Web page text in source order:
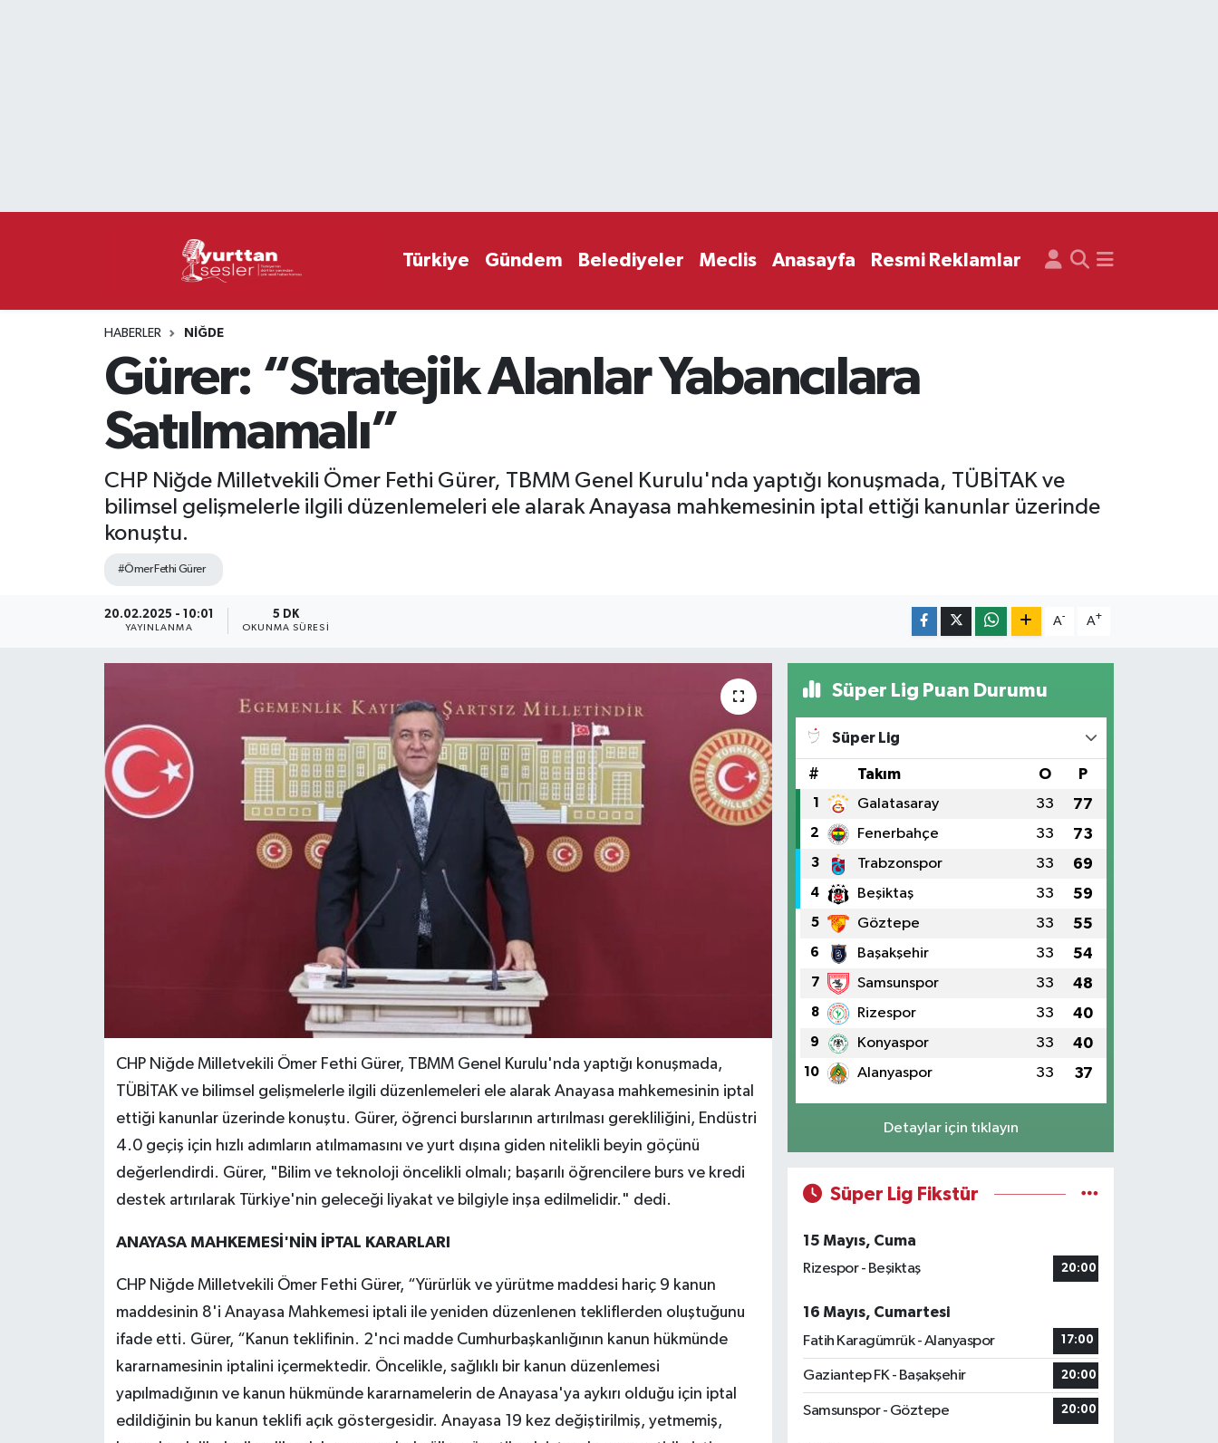
Türkiye Gündem Belediyeler Meclis Anasayfa Resmi Reklamlar
HABERLER NIĞDE
Gürer: “Stratejik Alanlar Yabancılara
Satılmamalı”
CHP Niğde Milletvekili Ömer Fethi Gürer, TBMM Genel Kurulu'nda yaptığı konuşmada, TÜBİTAK ve
bilimsel gelişmelerle ilgili düzenlemeleri ele alarak Anayasa mahkemesinin iptal ettiği kanunlar üzerinde
konuştu.
#Ömer Fethi Gürer
20.02.2025 - 10:01
YAYINLANMA
5 DK
OKUNMA SÜRESI
A- A+
CHP Niğde Milletvekili Ömer Fethi Gürer, TBMM Genel Kurulu'nda yaptığı konuşmada,
TÜBİTAK ve bilimsel gelişmelerle ilgili düzenlemeleri ele alarak Anayasa mahkemesinin iptal
ettiği kanunlar üzerinde konuştu. Gürer, öğrenci burslarının artırılması gerekliliğini, Endüstri
4.0 geçiş için hızlı adımların atılmamasını ve yurt dışına giden nitelikli beyin göçünü
değerlendirdi. Gürer, "Bilim ve teknoloji öncelikli olmalı; başarılı öğrencilere burs ve kredi
destek artırılarak Türkiye'nin geleceği liyakat ve bilgiyle inşa edilmelidir." dedi.
ANAYASA MAHKEMESİ'NİN İPTAL KARARLARI
CHP Niğde Milletvekili Ömer Fethi Gürer, “Yürürlük ve yürütme maddesi hariç 9 kanun
maddesinin 8'i Anayasa Mahkemesi iptali ile yeniden düzenlenen tekliflerden oluştuğunu
ifade etti. Gürer, “Kanun teklifinin. 2'nci madde Cumhurbaşkanlığının kanun hükmünde
kararnamesinin iptalini içermektedir. Öncelikle, sağlıklı bir kanun düzenlemesi
yapılmadığının ve kanun hükmünde kararnamelerin de Anayasa'ya aykırı olduğu için iptal
edildiğinin bu kanun teklifi açık göstergesidir. Anayasa 19 kez değiştirilmiş, yetmemiş,
Süper Lig Puan Durumu
Süper Lig
# Takım O P
1 Galatasaray 33 77
2 Fenerbahçe 33 73
3 Trabzonspor 33 69
4 Beşiktaş 33 59
5 Göztepe 33 55
6 Başakşehir 33 54
7 Samsunspor 33 48
8 Rizespor 33 40
9 Konyaspor 33 40
10 Alanyaspor 33 37
Detaylar için tıklayın
Süper Lig Fikstür
15 Mayıs, Cuma
Rizespor - Beşiktaş
20:00
16 Mayıs, Cumartesi
Fatih Karagümrük - Alanyaspor
17:00
Gaziantep FK - Başakşehir 20:00
Samsunspor - Göztepe 20:00
Süper Lig Puan Durumu ve Fikstür
Haber Arşivi